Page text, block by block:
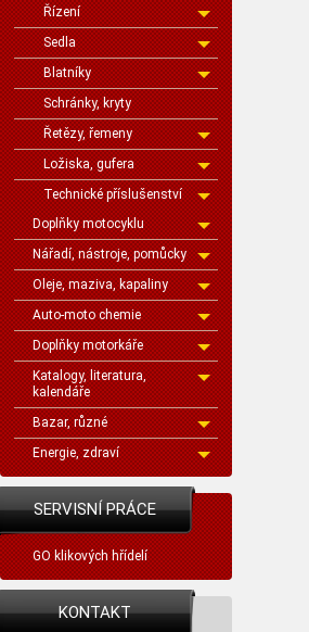
Řízení
Sedla
Blatníky
Schránky, kryty
Řetězy, řemeny
Ložiska, gufera
Technické příslušenství
Doplňky motocyklu
Nářadí, nástroje, pomůcky
Oleje, maziva, kapaliny
Auto-moto chemie
Doplňky motorkáře
Katalogy, literatura,
kalendáře
Bazar, různé
Energie, zdraví
SERVISNÍ PRÁCE
GO klikových hřídelí
KONTAKT